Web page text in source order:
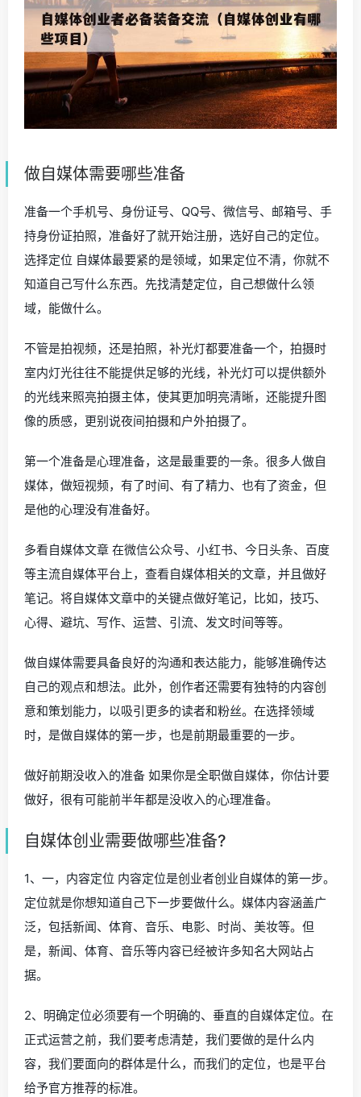
做自媒体需要哪些准备
准备一个手机号、身份证号、QQ号、微信号、邮箱号、手
持身份证拍照，准备好了就开始注册，选好自己的定位。
选择定位 自媒体最要紧的是领域，如果定位不清，你就不
知道自己写什么东西。先找清楚定位，自己想做什么领
域，能做什么。
不管是拍视频，还是拍照，补光灯都要准备一个，拍摄时
室内灯光往往不能提供足够的光线，补光灯可以提供额外
的光线来照亮拍摄主体，使其更加明亮清晰，还能提升图
像的质感，更别说夜间拍摄和户外拍摄了。
第一个准备是心理准备，这是最重要的一条。很多人做自
媒体，做短视频，有了时间、有了精力、也有了资金，但
是他的心理没有准备好。
多看自媒体文章 在微信公众号、小红书、今日头条、百度
等主流自媒体平台上，查看自媒体相关的文章，并且做好
笔记。将自媒体文章中的关键点做好笔记，比如，技巧、
心得、避坑、写作、运营、引流、发文时间等等。
做自媒体需要具备良好的沟通和表达能力，能够准确传达
自己的观点和想法。此外，创作者还需要有独特的内容创
意和策划能力，以吸引更多的读者和粉丝。在选择领域
时，是做自媒体的第一步，也是前期最重要的一步。
做好前期没收入的准备 如果你是全职做自媒体，你估计要
做好，很有可能前半年都是没收入的心理准备。
自媒体创业需要做哪些准备?
1、一，内容定位 内容定位是创业者创业自媒体的第一步。
定位就是你想知道自己下一步要做什么。媒体内容涵盖广
泛，包括新闻、体育、音乐、电影、时尚、美妆等。但
是，新闻、体育、音乐等内容已经被许多知名大网站占
据。
2、明确定位必须要有一个明确的、垂直的自媒体定位。在
正式运营之前，我们要考虑清楚，我们要做的是什么内
容，我们要面向的群体是什么，而我们的定位，也是平台
给予官方推荐的标准。